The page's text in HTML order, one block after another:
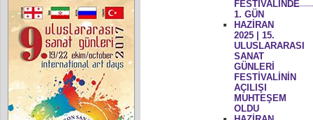
FESTİVALİNDE
1. GÜN
HAZİRAN
2025 | 15.
ULUSLARARASI
SANAT
GÜNLERİ
FESTİVALİNİN
AÇILIŞI
MUHTEŞEM
OLDU